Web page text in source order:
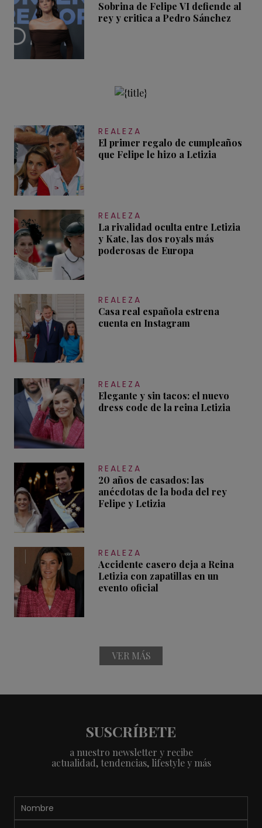
Sobrina de Felipe VI defiende al
rey y critica a Pedro Sánchez
REALEZA
El primer regalo de cumpleaños
que Felipe le hizo a Letizia
REALEZA
La rivalidad oculta entre Letizia
y Kate, las dos royals más
poderosas de Europa
REALEZA
Casa real española estrena
cuenta en Instagram
REALEZA
Elegante y sin tacos: el nuevo
dress code de la reina Letizia
REALEZA
20 años de casados: las
anécdotas de la boda del rey
Felipe y Letizia
REALEZA
Accidente casero deja a Reina
Letizia con zapatillas en un
evento oficial
VER MÁS
SUSCRÍBETE
a nuestro newsletter y recibe
actualidad, tendencias, lifestyle y más